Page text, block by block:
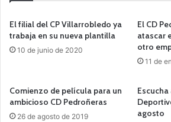
El filial del CP Villarrobledo ya
trabaja en su nueva plantilla
10 de junio de 2020
El CD
atascar
otro
11 de
Comienzo de película para un
ambicioso CD Pedroñeras
26 de agosto de 2019
agosto